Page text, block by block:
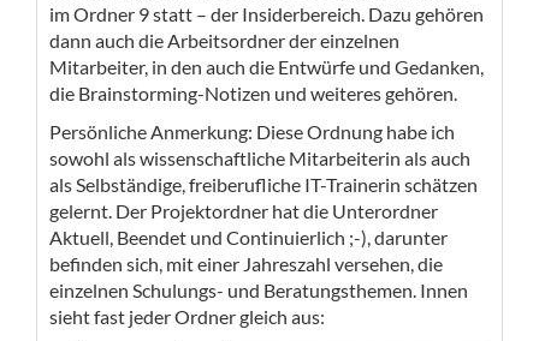
im Ordner 9 statt – der Insiderbereich. Dazu gehören
dann auch die Arbeitsordner der einzelnen
Mitarbeiter, in den auch die Entwürfe und Gedanken,
die Brainstorming-Notizen und weiteres gehören.​
Persönliche Anmerkung: Diese Ordnung habe ich
sowohl als wissenschaftliche Mitarbeiterin als auch
als Selbständige, freiberufliche IT-Trainerin schätzen
gelernt. Der Projektordner hat die Unterordner
Aktuell, Beendet und Continuierlich ;-), darunter
befinden sich, mit einer Jahreszahl versehen, die
einzelnen Schulungs- und Beratungsthemen. Innen
sieht fast jeder Ordner gleich aus: